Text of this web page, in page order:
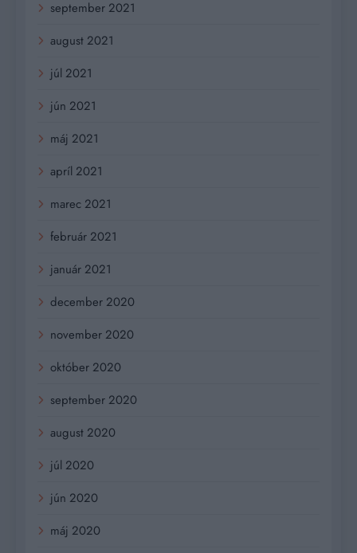
september 2021
august 2021
júl 2021
jún 2021
máj 2021
apríl 2021
marec 2021
február 2021
január 2021
december 2020
november 2020
október 2020
september 2020
august 2020
júl 2020
jún 2020
máj 2020